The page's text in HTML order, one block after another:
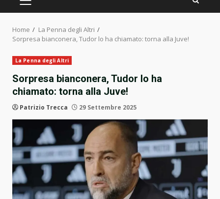
PRIMARY
Home
La Penna degli Altri
Sorpresa bianconera, Tudor lo ha chiamato: torna alla Juve!
La Penna degli Altri
Sorpresa bianconera, Tudor lo ha
chiamato: torna alla Juve!
Patrizio Trecca 29 Settembre 2025